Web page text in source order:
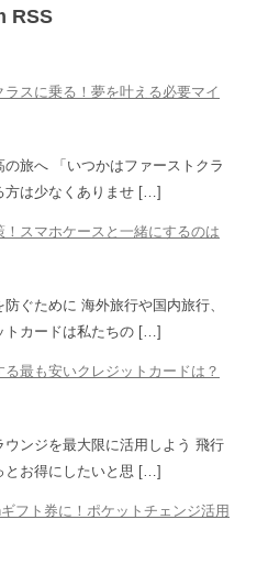
RSS
ラスに乗る！夢を叶える必要マイ
旅へ 「いつかはファーストクラ
方は少なくありませ […]
スマホケースと一緒にするのは
ぐために 海外旅行や国内旅行、
トカードは私たちの […]
る最も安いクレジットカードは？
ンジを最大限に活用しよう 飛行
とお得にしたいと思 […]
フト券に！ポケットチェンジ活用